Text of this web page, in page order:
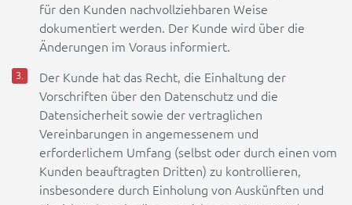
für den Kunden nachvollziehbaren Weise
dokumentiert werden. Der Kunde wird über die
Änderungen im Voraus informiert.
Der Kunde hat das Recht, die Einhaltung der
Vorschriften über den Datenschutz und die
Datensicherheit sowie der vertraglichen
Vereinbarungen in angemessenem und
erforderlichem Umfang (selbst oder durch einen vom
Kunden beauftragten Dritten) zu kontrollieren,
insbesondere durch Einholung von Auskünften und